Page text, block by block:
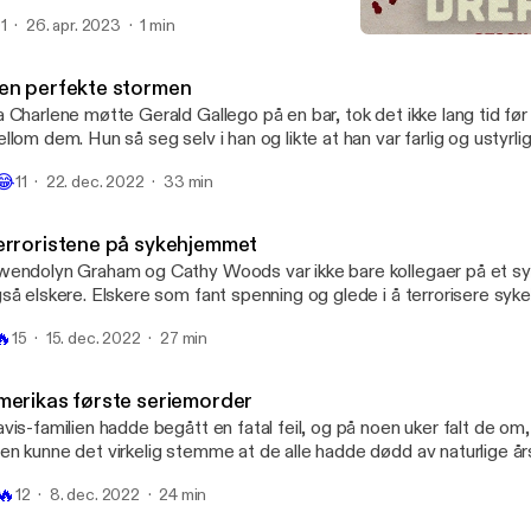
1 26. apr. 2023 1 min
perfekte stormen
Charlene møtte Gerald Gallego på en bar, tok det ikke lang tid
dem. Hun så seg selv i han og likte at han var farlig og
som måtte tilfredstilles. Og Charlene ble med på jakten
Anni Svensson Ostrø Musikk og lyddesign: Espen Rogne
podkast: Mira Kahn
11 22. dec. 2022 33 min
på sykehjemmet
Graham og Cathy Woods var ikke bare kollegaer på et
elskere. Elskere som fant spenning og glede i å terrorisere
de til sin fordel. Men hvem av damene var det som egentlig
Anni Svensson Ostrø Lyddesign: Amin Miloud Daglig
Mira Kahn
15 15. dec. 2022 27 min
første seriemorder
familien hadde begått en fatal feil, og på noen uker falt de
kunne det virkelig stemme at de alle hadde dødd av naturlige
hadde allerede flere titalls liv på samvittigheten - og var ute
12 8. dec. 2022 24 min